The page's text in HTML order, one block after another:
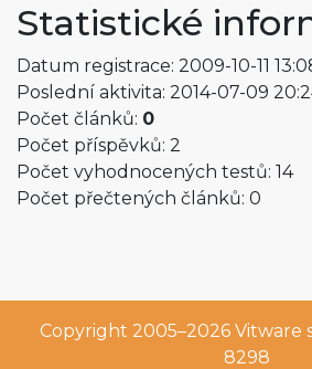
Statistické
Datum registrace: 2009-10-11
Poslední aktivita: 2014-07-09
Počet článků: 0
Počet příspěvků: 2
Počet vyhodnocených testů: 14
Počet přečtených článků: 0
Copyright 2005–2026 Vitware
8298